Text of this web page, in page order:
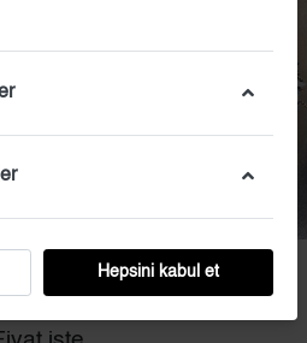
(32)Hepsini kabul et